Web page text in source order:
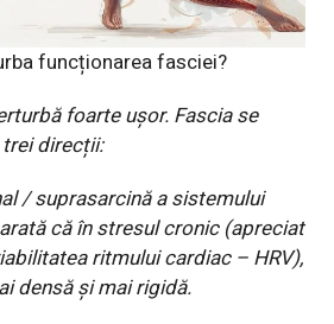
funcționarea fasciei?
foarte ușor. Fascia se
direcții:
/ suprasarcină a sistemului
că în stresul cronic (apreciat
ritmului cardiac – HRV),
densă și mai rigidă.